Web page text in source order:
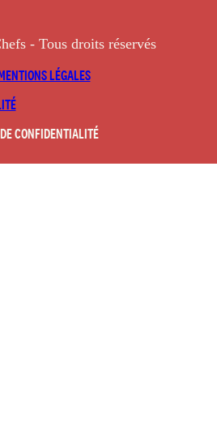
- Tous droits réservés
LÉGALES
CONFIDENTIALITÉ